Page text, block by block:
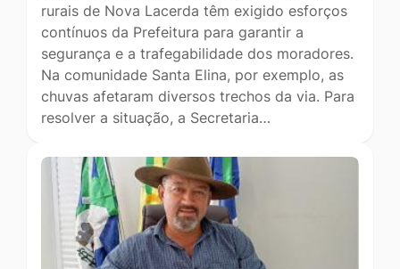
rurais de Nova Lacerda têm exigido esforços
contínuos da Prefeitura para garantir a
segurança e a trafegabilidade dos moradores.
Na comunidade Santa Elina, por exemplo, as
chuvas afetaram diversos trechos da via. Para
resolver a situação, a Secretaria…